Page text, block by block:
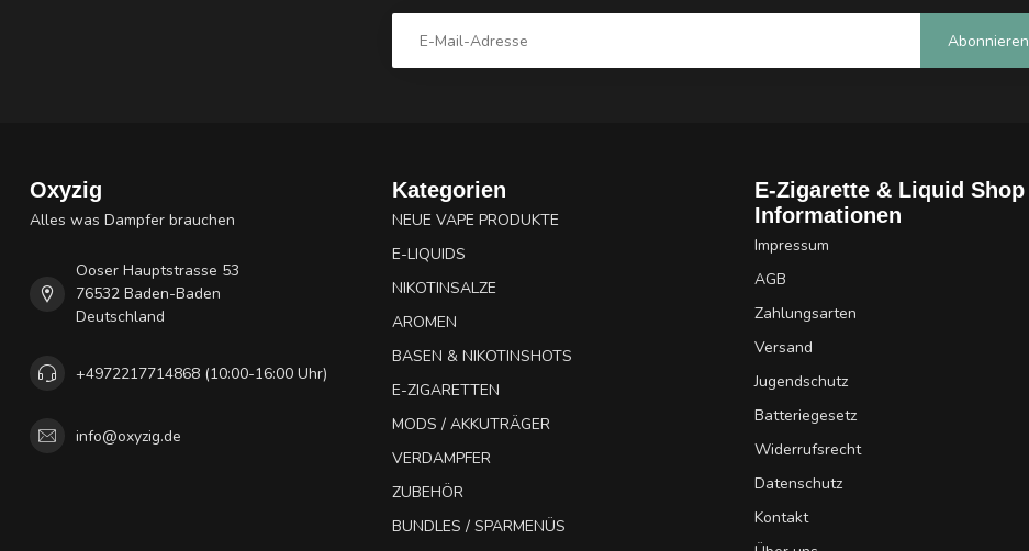
Abonnieren
Oxyzig
Alles was Dampfer brauchen
Ooser Hauptstrasse 53
76532 Baden-Baden
Deutschland
+4972217714868 (10:00-16:00 Uhr)
info@oxyzig.de
Kategorien
NEUE VAPE PRODUKTE
E-LIQUIDS
NIKOTINSALZE
AROMEN
BASEN & NIKOTINSHOTS
E-ZIGARETTEN
MODS / AKKUTRÄGER
VERDAMPFER
ZUBEHÖR
BUNDLES / SPARMENÜS
E-Zigarette & Liquid Shop
Informationen
Impressum
AGB
Zahlungsarten
Versand
Jugendschutz
Batteriegesetz
Widerrufsrecht
Datenschutz
Kontakt